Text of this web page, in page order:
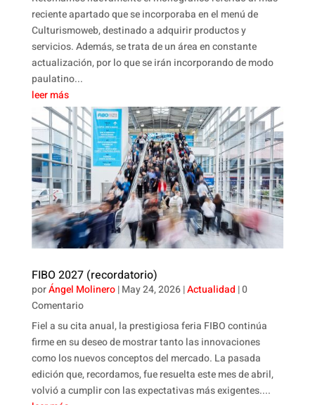
reciente apartado que se incorporaba en el menú de
Culturismoweb, destinado a adquirir productos y
servicios. Además, se trata de un área en constante
actualización, por lo que se irán incorporando de modo
paulatino...
leer más
FIBO 2027 (recordatorio)
porÁngel Molinero|May 24, 2026|Actualidad | 0
Comentario
Fiel a su cita anual, la prestigiosa feria FIBO continúa
firme en su deseo de mostrar tanto las innovaciones
como los nuevos conceptos del mercado. La pasada
edición que, recordamos, fue resuelta este mes de abril,
volvió a cumplir con las expectativas más exigentes....